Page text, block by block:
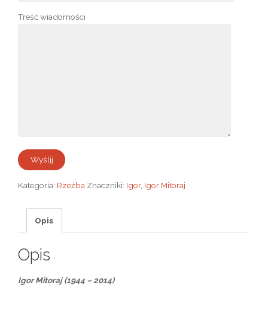
Treść wiadomości
Kategoria: Rzeźba Znaczniki: Igor, Igor Mitoraj
Opis
Opis
Igor Mitoraj (1944 – 2014)